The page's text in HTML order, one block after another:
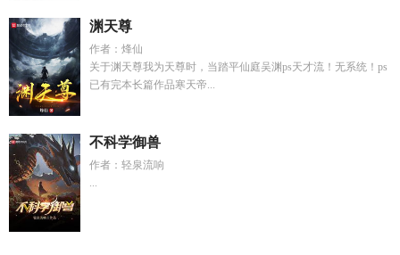
渊天尊
作者：烽仙
关于渊天尊我为天尊时，当踏平仙庭吴渊ps天才流！无系统！ps
已有完本长篇作品寒天帝...
不科学御兽
作者：轻泉流响
...